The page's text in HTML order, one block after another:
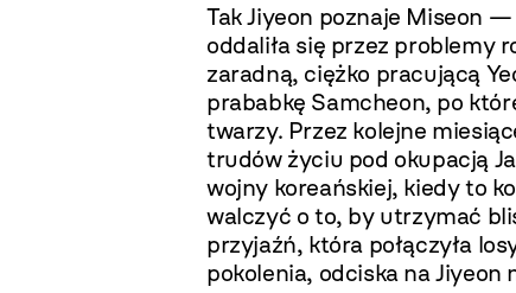
Tak Jiyeon poznaje Miseon
oddaliła się przez problemy
zaradną, ciężko pracującą
prababkę Samcheon, po
twarzy. Przez kolejne
trudów życiu pod okupacją
wojny koreańskiej, kiedy to
walczyć o to, by utrzymać
przyjaźń, która połączyła
pokolenia, odciska na Jiyeon